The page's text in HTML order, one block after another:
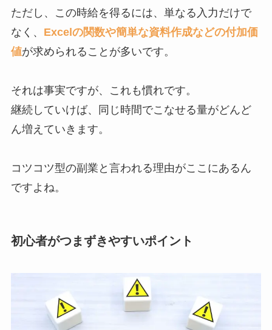
ただし、この時給を得るには、単なる入力だけで
なく、 Excelの関数や簡単な資料作成などの付加価
値が求められることが多いです。
それは事実ですが、これも慣れです。
継続していけば、同じ時間でこなせる量がどんど
ん増えていきます。
コツコツ型の副業と言われる理由がここにあるん
ですよね。
初心者がつまずきやすいポイント